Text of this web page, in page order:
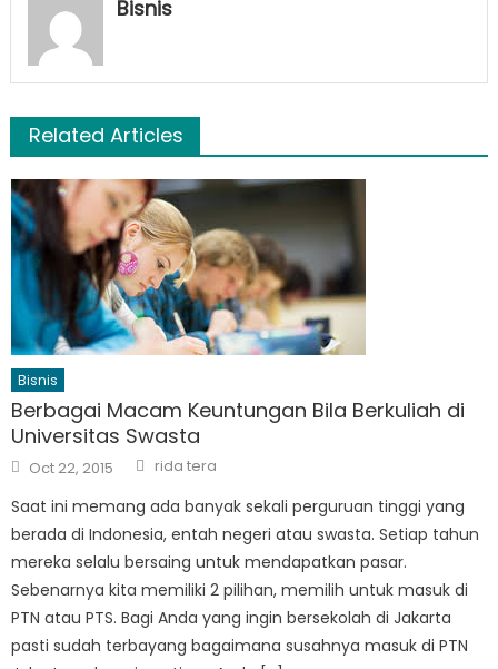
Bisnis
Related Articles
Bisnis
Berbagai Macam Keuntungan Bila Berkuliah di
Universitas Swasta
Posted
on
Oct 22, 2015 Author
rida tera
Saat ini memang ada banyak sekali perguruan tinggi yang
berada di Indonesia, entah negeri atau swasta. Setiap tahun
mereka selalu bersaing untuk mendapatkan pasar.
Sebenarnya kita memiliki 2 pilihan, memilih untuk masuk di
PTN atau PTS. Bagi Anda yang ingin bersekolah di Jakarta
pasti sudah terbayang bagaimana susahnya masuk di PTN